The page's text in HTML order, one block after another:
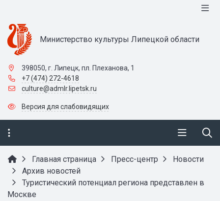
Министерство культуры Липецкой области
398050, г. Липецк, пл. Плеханова, 1
+7 (474) 272-4618
culture@admlr.lipetsk.ru
Версия для слабовидящих
Главная страница Пресс-центр
Новости
Архив новостей
Туристический потенциал региона представлен в
Москве